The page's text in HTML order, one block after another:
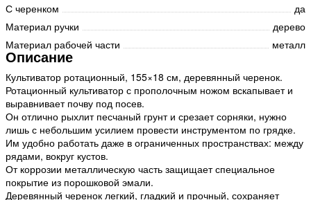
С черенком
да
Материал ручки
дерево
Материал рабочей части
металл
Описание
Культиватор ротационный, 155×18 см, деревянный черенок.
Ротационный культиватор с прополочным ножом вскапывает и
выравнивает почву под посев.
Он отлично рыхлит песчаный грунт и срезает сорняки, нужно
лишь с небольшим усилием провести инструментом по грядке.
Им удобно работать даже в ограниченных пространствах: между
рядами, вокруг кустов.
От коррозии металлическую часть защищает специальное
покрытие из порошковой эмали.
Деревянный черенок легкий, гладкий и прочный, сохраняет